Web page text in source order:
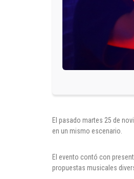
El pasado martes 25 de
en un mismo escenario.
El evento contó con
propuestas musicales